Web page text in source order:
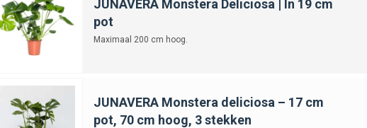
planten zijn het meest geschikt voor de slaapkamer?
planten in een donkere slaapkamer staan?
JUNAVERA Monstera Deliciosa | In 19 cm
pot
Maximaal 200 cm hoog.
JUNAVERA Monstera deliciosa – 17 cm
pot, 70 cm hoog, 3 stekken